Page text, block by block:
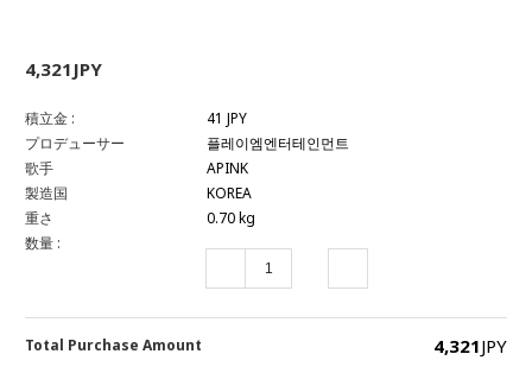
4,321JPY
積立金 :
41 JPY
プロデューサー
플레이엠엔터테인먼트
歌手
APINK
製造国
KOREA
重さ
0.70 kg
数量 :
Total Purchase Amount 4,321JPY